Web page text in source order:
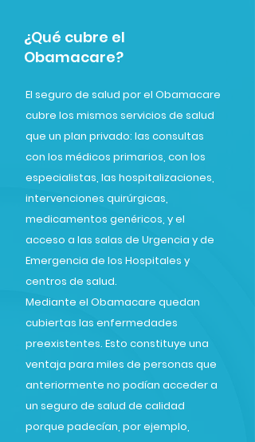
¿Qué cubre el
Obamacare?
El seguro de salud por el Obamacare
cubre los mismos servicios de salud
que un plan privado: las consultas
con los médicos primarios, con los
especialistas, las hospitalizaciones,
intervenciones quirúrgicas,
medicamentos genéricos, y el
acceso a las salas de Urgencia y de
Emergencia de los Hospitales y
centros de salud.
Mediante el Obamacare quedan
cubiertas las enfermedades
preexistentes. Esto constituye una
ventaja para miles de personas que
anteriormente no podían acceder a
un seguro de salud de calidad
porque padecían, por ejemplo,